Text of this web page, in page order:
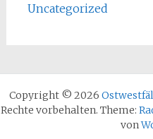
Uncategorized
Copyright © 2026
Rechte vorbehalten. Theme:
von